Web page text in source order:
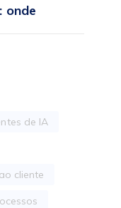
onde
de IA
cliente